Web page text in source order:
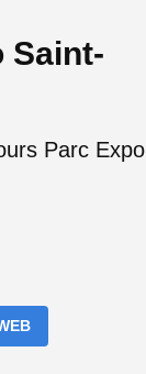
Saint-
Parc Expo